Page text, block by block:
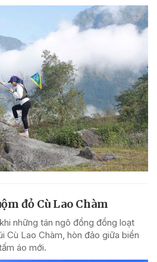
đỏ Cù Lao Chàm
những tán ngô đồng đồng loạt
Cù Lao Chàm, hòn đảo giữa biển
áo mới.